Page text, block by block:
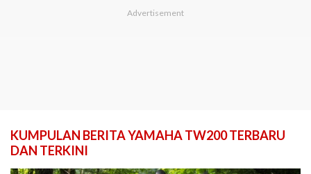
KUMPULAN BERITA YAMAHA TW200 TERBARU
DAN TERKINI